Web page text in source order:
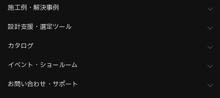
施工例・解決事例
設計支援・選定ツール
カタログ
イベント・ショールーム
お問い合わせ・サポート